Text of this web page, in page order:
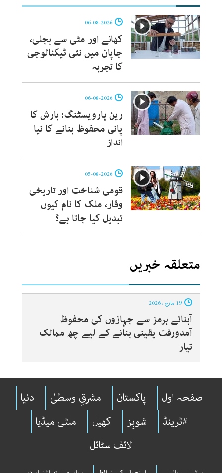
کھانے اور مٹی سے بجلی،
جاپان میں نئی ٹیکنالوجی
کا تجربہ
رین ہارویسٹنگ: بارش کا
پانی محفوظ بنانے کا نیا
انداز
قومی شناخت اور تاریخی
وقار، ملک کا نام کیوں
تبدیل کیا جاتا ہے؟
متعلقہ خبریں
آبنائے ہرمز سے جہازوں کی محفوظ
آمدورفت یقینی بنانے کے لیے چھ ممالک
تیار
صفحہ اول پاکستان مشرقِ وسطیٰ
دنیا
#ٹرینڈ
شوبِز کھیل
ملٹی میڈیا
لائف سٹائل